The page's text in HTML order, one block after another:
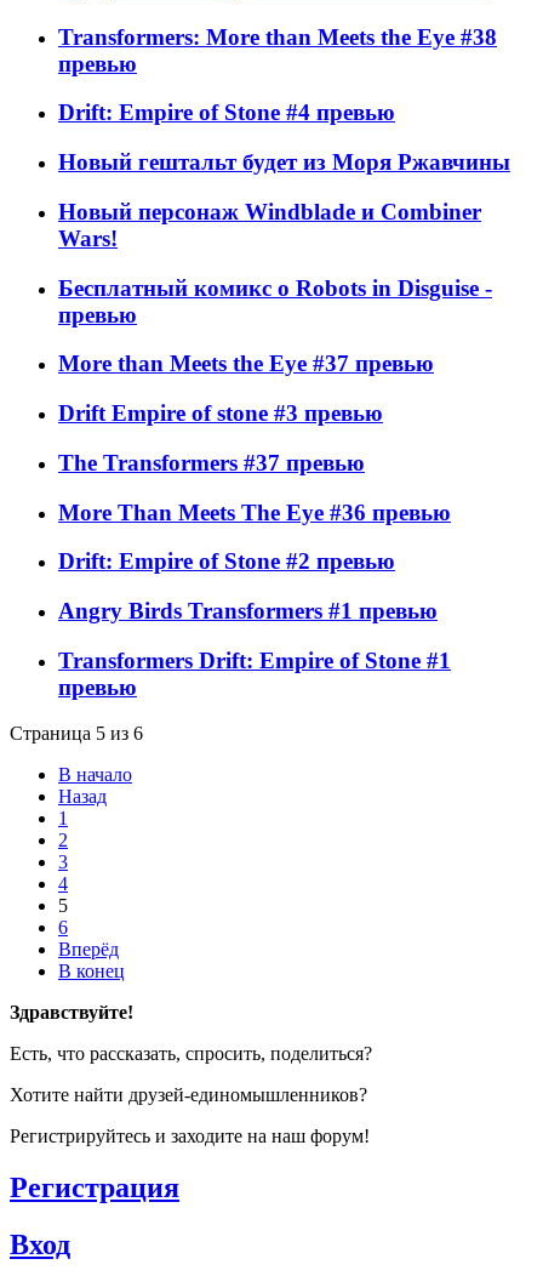
Transformers: More than Meets the Eye #38
превью
Drift: Empire of Stone #4 превью
Новый гештальт будет из Моря Ржавчины
Новый персонаж Windblade и Combiner
Wars!
Бесплатный комикс о Robots in Disguise -
превью
More than Meets the Eye #37 превью
Drift Empire of stone #3 превью
The Transformers #37 превью
More Than Meets The Eye #36 превью
Drift: Empire of Stone #2 превью
Angry Birds Transformers #1 превью
Transformers Drift: Empire of Stone #1
превью
Страница 5 из 6
В начало
Назад
1
2
3
4
5
6
Вперёд
В конец
Здравствуйте!
Есть, что рассказать, спросить, поделиться?
Хотите найти друзей-единомышленников?
Регистрируйтесь и заходите на наш форум!
Регистрация
Вход